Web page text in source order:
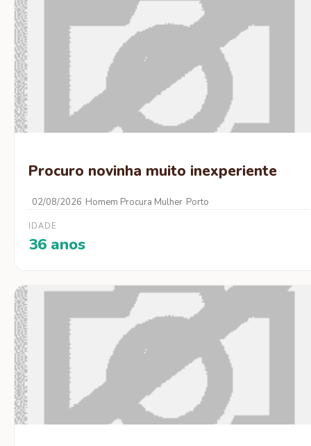
Procuro novinha muito inexperiente
02/08/2026 Homem Procura Mulher Porto
IDADE
36 anos